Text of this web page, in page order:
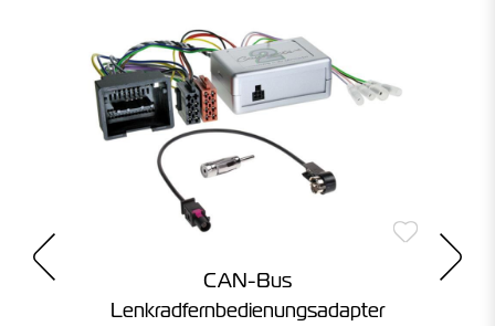
CAN-Bus
Lenkradfernbedienungsadapter